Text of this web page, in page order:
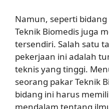
Namun, seperti
Teknik Biomedis juga
tersendiri. Salah satu
pekerjaan ini adalah
teknis yang tinggi.
seorang pakar Teknik
bidang ini harus
mendalam tentang